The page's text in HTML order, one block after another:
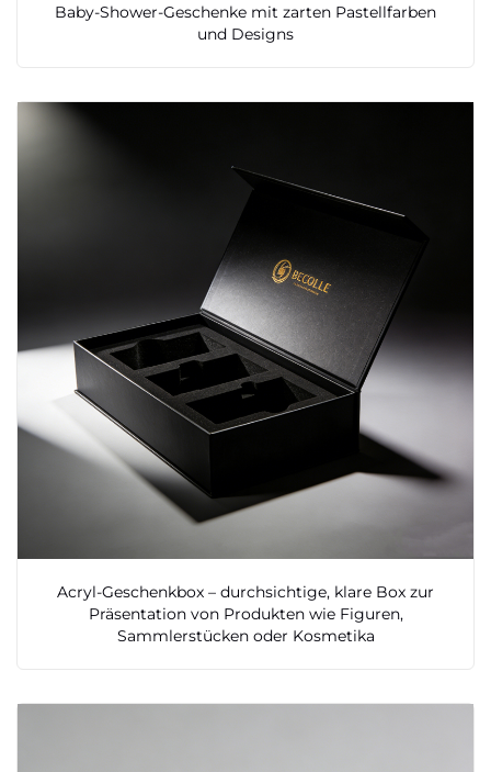
Baby-Shower-Geschenke mit zarten Pastellfarben
und Designs
Acryl-Geschenkbox – durchsichtige, klare Box zur
Präsentation von Produkten wie Figuren,
Sammlerstücken oder Kosmetika